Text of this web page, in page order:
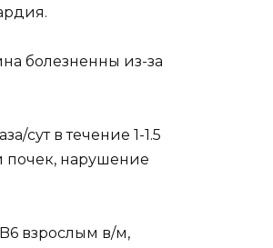
болезненны из-за
сут в течение 1-1.5
почек, нарушение
взрослым в/м,